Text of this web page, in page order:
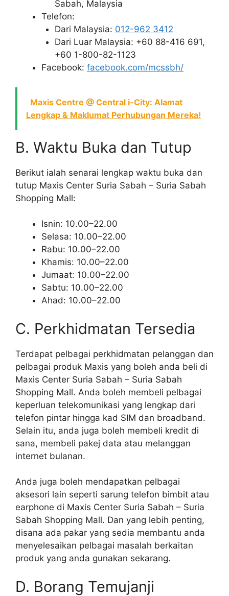
Sabah, Malaysia
Telefon:
Dari Malaysia: 012-962 3412
Dari Luar Malaysia: +60 88-416 691,
+60 1-800-82-1123
Facebook: facebook.com/mcssbh/
Maxis Centre @ Central i-City: Alamat
Lengkap & Maklumat Perhubungan Mereka!
B. Waktu Buka dan Tutup
Berikut ialah senarai lengkap waktu buka dan
tutup Maxis Center Suria Sabah – Suria Sabah
Shopping Mall:
Isnin: 10.00–22.00
Selasa: 10.00–22.00
Rabu: 10.00–22.00
Khamis: 10.00–22.00
Jumaat: 10.00–22.00
Sabtu: 10.00–22.00
Ahad: 10.00–22.00
C. Perkhidmatan Tersedia
Terdapat pelbagai perkhidmatan pelanggan dan
pelbagai produk Maxis yang boleh anda beli di
Maxis Center Suria Sabah – Suria Sabah
Shopping Mall. Anda boleh membeli pelbagai
keperluan telekomunikasi yang lengkap dari
telefon pintar hingga kad SIM dan broadband.
Selain itu, anda juga boleh membeli kredit di
sana, membeli pakej data atau melanggan
internet bulanan.
Anda juga boleh mendapatkan pelbagai
aksesori lain seperti sarung telefon bimbit atau
earphone di Maxis Center Suria Sabah – Suria
Sabah Shopping Mall. Dan yang lebih penting,
disana ada pakar yang sedia membantu anda
menyelesaikan pelbagai masalah berkaitan
produk yang anda gunakan sekarang.
D. Borang Temujanji